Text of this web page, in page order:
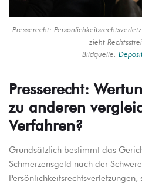
Presserecht:
zieht
Bildquelle:
Presserecht:
zu anderen
Verfahren?
Grundsätzlich bestimmt das
Schmerzensgeld nach der